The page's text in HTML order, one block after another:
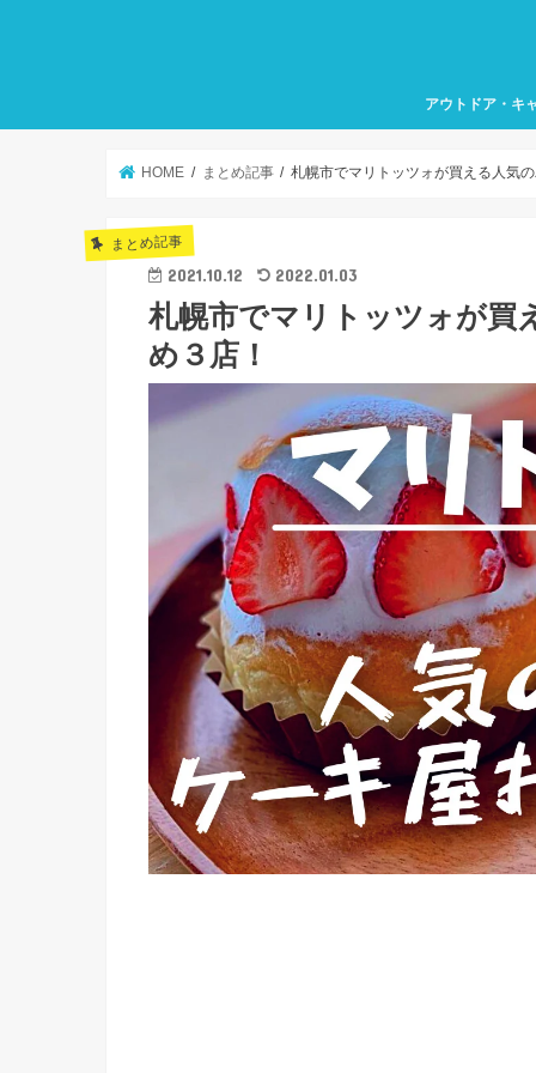
アウトドア・キ
HOME まとめ記事 札幌市でマリトッツォが買える人気
まとめ記事
2021.10.12 2022.01.03
札幌市でマリトッツォが買
め３店！